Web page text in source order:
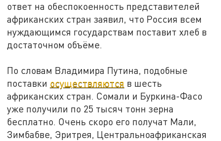
ответ на обеспокоенность представителей
африканских стран заявил, что Россия всем
нуждающимся государствам поставит хлеб в
достаточном объёме.
По словам Владимира Путина, подобные
поставки осуществляются в шесть
африканских стран. Сомали и Буркина-Фасо
уже получили по 25 тысяч тонн зерна
бесплатно. Очень скоро его получат Мали,
Зимбабве, Эритрея, Центральноафриканская